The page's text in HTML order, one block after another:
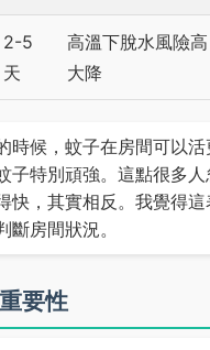
2-5
天
高溫下脫水風險
大降
時候，蚊子在房間可以
子特別頑強。這點很多人
快，其實相反。我覺得
斷房間狀況。
要性